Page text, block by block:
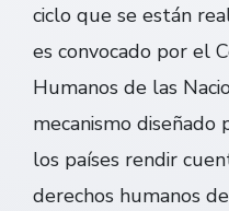
ciclo que se están
es convocado por el
Humanos de las
mecanismo
los países rendir
derechos humanos